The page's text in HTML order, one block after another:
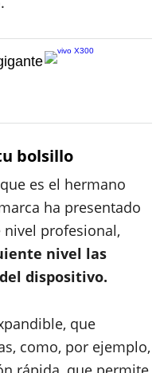
bolsillo
es el hermano
ha presentado
profesional,
nivel las
dispositivo.
que
como, por ejemplo,